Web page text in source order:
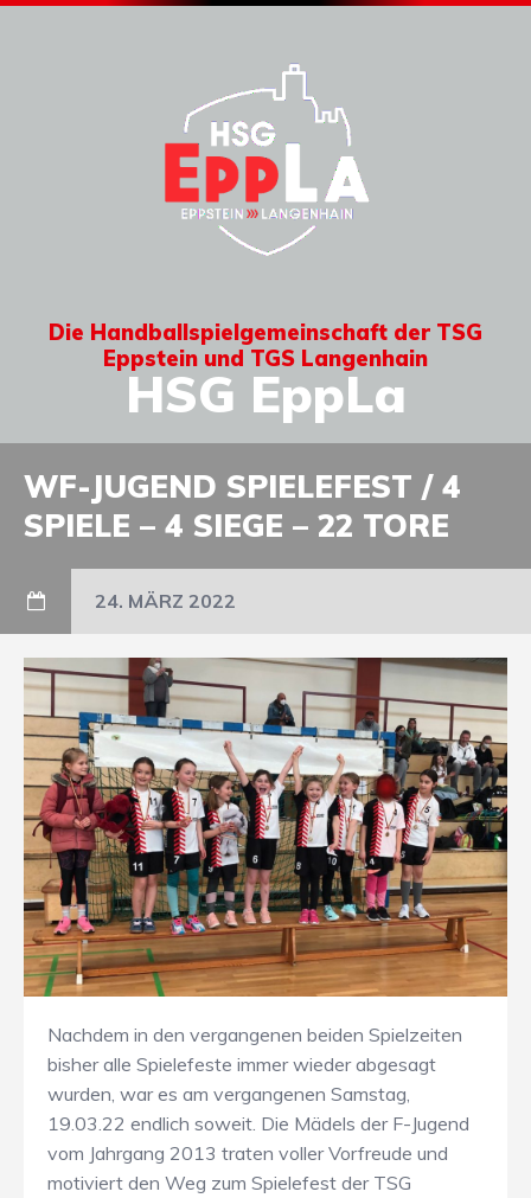
Die Handballspielgemeinschaft der TSG
Eppstein und TGS Langenhain
HSG EppLa
WF-JUGEND SPIELEFEST / 4
SPIELE – 4 SIEGE – 22 TORE
24. MÄRZ 2022
Nachdem in den vergangenen beiden Spielzeiten
bisher alle Spielefeste immer wieder abgesagt
wurden, war es am vergangenen Samstag,
19.03.22 endlich soweit. Die Mädels der F-Jugend
vom Jahrgang 2013 traten voller Vorfreude und
motiviert den Weg zum Spielefest der TSG